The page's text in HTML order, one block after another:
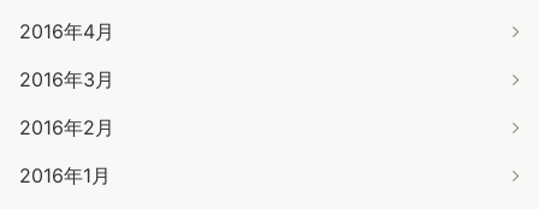
2016年4月
2016年3月
2016年2月
2016年1月